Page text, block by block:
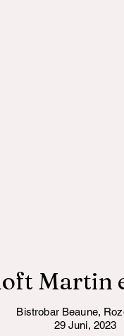
Martin
Bistrobar Beaune,
29 Juni, 2023